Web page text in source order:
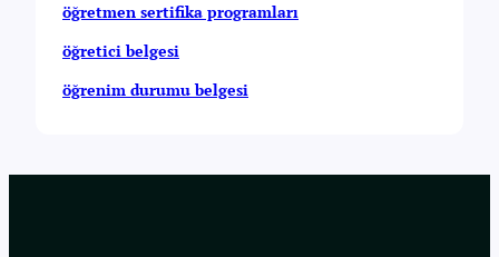
öğretmen sertifika programları
öğretici belgesi
öğrenim durumu belgesi